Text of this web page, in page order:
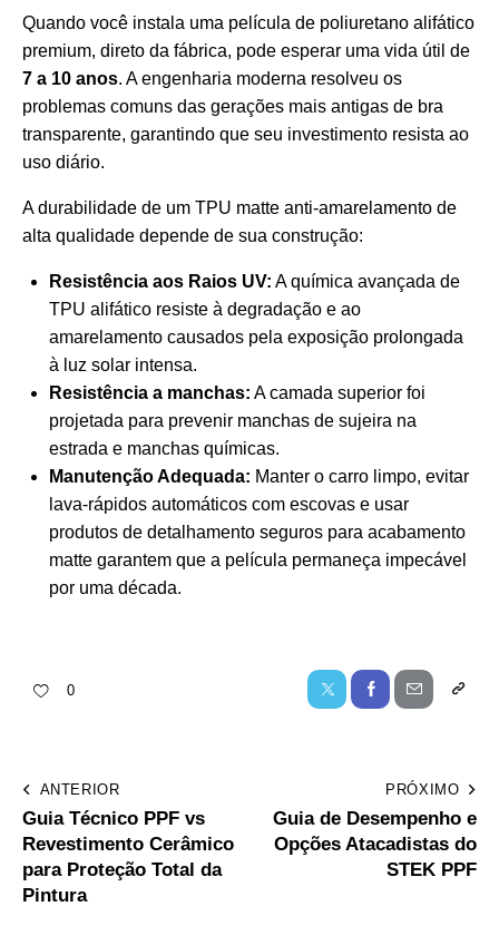
Quando você instala uma película de poliuretano alifático
premium, direto da fábrica, pode esperar uma vida útil de
7 a 10 anos. A engenharia moderna resolveu os
problemas comuns das gerações mais antigas de bra
transparente, garantindo que seu investimento resista ao
uso diário.
A durabilidade de um TPU matte anti-amarelamento de
alta qualidade depende de sua construção:
Resistência aos Raios UV: A química avançada de
TPU alifático resiste à degradação e ao
amarelamento causados pela exposição prolongada
à luz solar intensa.
Resistência a manchas: A camada superior foi
projetada para prevenir manchas de sujeira na
estrada e manchas químicas.
Manutenção Adequada: Manter o carro limpo, evitar
lava-rápidos automáticos com escovas e usar
produtos de detalhamento seguros para acabamento
matte garantem que a película permaneça impecável
por uma década.
0
ANTERIOR
Guia Técnico PPF vs
Revestimento Cerâmico
para Proteção Total da
Pintura
PRÓXIMO
Guia de Desempenho e
Opções Atacadistas do
STEK PPF